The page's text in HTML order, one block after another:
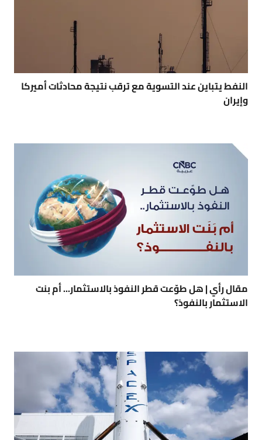
النفط يتباين عند التسوية مع ترقب نتيجة محادثات أميركا
وإيران
مقال رأي | هل طوّعت قطر النفوذ بالاستثمار... أم بنت
الاستثمار بالنفوذ؟